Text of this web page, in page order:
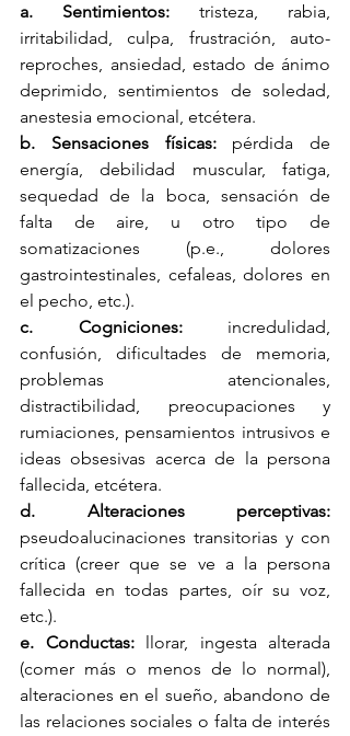
a. Sentimientos: tristeza, rabia,
irritabilidad, culpa, frustración, auto-
reproches, ansiedad, estado de ánimo
deprimido, sentimientos de soledad,
anestesia emocional, etcétera.
b. Sensaciones físicas: pérdida de
energía, debilidad muscular, fatiga,
sequedad de la boca, sensación de
falta de aire, u otro tipo de
somatizaciones (p.e., dolores
gastrointestinales, cefaleas, dolores en
el pecho, etc.).
c. Cogniciones: incredulidad,
confusión, dificultades de memoria,
problemas atencionales,
distractibilidad, preocupaciones y
rumiaciones, pensamientos intrusivos e
ideas obsesivas acerca de la persona
fallecida, etcétera.
pseudoalucinaciones transitorias y con
crítica (creer que se ve a la persona
fallecida en todas partes, oír su voz,
etc.).
e. Conductas: llorar, ingesta alterada
(comer más o menos de lo normal),
alteraciones en el sueño, abandono de
las relaciones sociales o falta de interés